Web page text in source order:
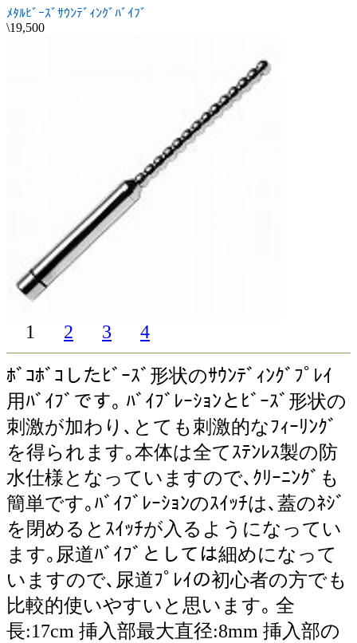
ﾒﾀﾙﾋﾞｰｽﾞｻｳﾝﾃﾞｨﾝｸﾞﾊﾞｲﾌﾞ
\19,500
1 2 3 4
ﾎﾞｺﾎﾞｺしたﾋﾞｰｽﾞ形状のｻｳﾝﾃﾞｨﾝｸﾞﾌﾟﾚｲ
用ﾊﾞｲﾌﾞです｡ ﾊﾞｲﾌﾞﾚｰｼｮﾝとﾋﾞｰｽﾞ形状の
刺激が加わり､とても刺激的なﾌｨｰﾘﾝｸﾞ
を得られます｡本体は全てｽﾃﾝﾚｽ製の防
水仕様となっていますので､ｸﾘｰﾆﾝｸﾞも
簡単です｡ﾊﾞｲﾌﾞﾚｰｼｮﾝのｽｲｯﾁは､蓋のﾈｼﾞ
を閉めるとｽｲｯﾁが入るようになってい
ます｡尿道ﾊﾞｲﾌﾞとしては細めになって
いますので､尿道ﾌﾟﾚｲの初心者の方でも
比較的使いやすいと思います｡ 全
長:17cm 挿入部最大直径:8mm 挿入部の